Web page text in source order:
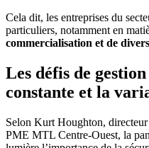
Cela dit, les entreprises du
particuliers, notamment en
commercialisation et de
Les défis de
constante et la
Selon Kurt Houghton,
PME MTL Centre-Ouest, la